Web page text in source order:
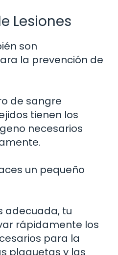
Lesiones
son
la prevención de
de sangre
tienen los
necesarios
un pequeño
adecuada, tu
rápidamente los
para la
plaquetas y las